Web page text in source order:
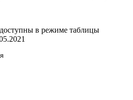
в режиме таблицы